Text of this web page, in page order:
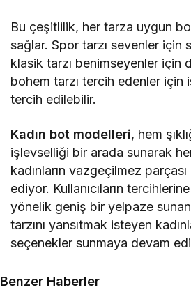
Bu çeşitlilik, her tarza uygun
sağlar. Spor tarzı sevenler için
klasik tarzı benimseyenler için
bohem tarzı tercih edenler için
tercih edilebilir.
Kadın bot modelleri, hem
işlevselliği bir arada sunarak
kadınların vazgeçilmez
ediyor. Kullanıcıların
yönelik geniş bir yelpaze
tarzını yansıtmak isteyen
seçenekler sunmaya devam
Benzer Haberler